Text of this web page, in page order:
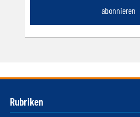
abonnieren
Rubriken